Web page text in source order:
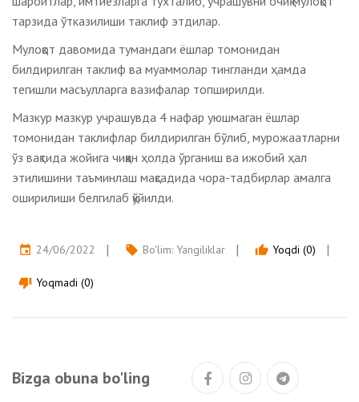
тарзида ўтказилиши таклиф этдилар.
Мулоқот давомида тумандаги ёшлар томонидан
билдирилган таклиф ва муаммолар тингланди ҳамда
тегишли масъулларга вазифалар топширилди.
Мазкур мазкур учрашувда 4 нафар уюшмаган ёшлар
томонидан таклифлар билдирилган бўлиб, мурожаатларни
ўз вақтида жойига чиққан ҳолда ўрганиш ва ижобий ҳал
этилишини таъминлаш мақсадида чора-тадбирлар амалга
оширилиши белгилаб қўйилди.
event 24/06/2022 local_offer Bo'lim: Yangiliklar thumb_up Yoqdi (0)
thumb_down Yoqmadi (0)
Bizga obuna bo'ling